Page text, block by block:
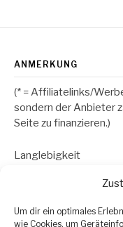
Um dir ein optimales
wie Cookies, um
ANMERKUNG
(* = Affiliatelinks/
sondern der Anbieter
Seite zu finanzieren.)
Langlebigkeit